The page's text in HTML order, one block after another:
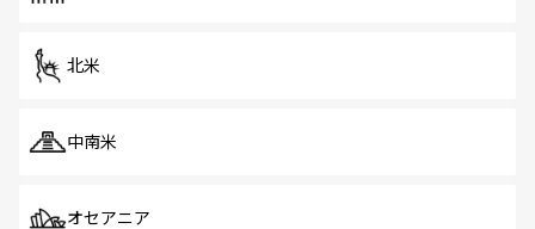
北米
中南米
オセアニア